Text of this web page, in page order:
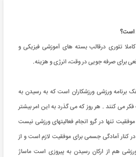
است؟
کاملا تئوری درقالب بسته های آموزشی فیزیکی و
برای صرفه جویی در وقت، انرژی و هزینه.
برنامه ورزشی ورزشکاران است که به رسیدن به
می کنند . هر روز که می گذرد به این امر بیشتر
تنها در گرو انجام فعالیتهای ورزشی نیست
کنار آمادگی جسمی برای موفقیت لازم است و از
هم از ارکان رسیدن به پیروزی است ماساژ